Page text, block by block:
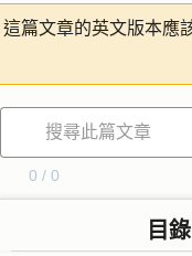
篇文章的英文版本應
0 / 0
目錄